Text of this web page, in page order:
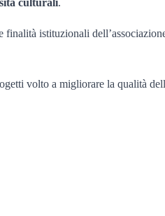
finalità istituzionali
volto a migliorare la qualità